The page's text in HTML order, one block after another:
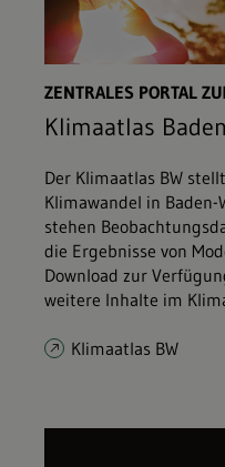
ZENTRALES PORTAL
Klimaatlas
Der Klimaatlas BW
Klimawandel in
stehen
die Ergebnisse von
Download zur
weitere Inhalte im
Klimaatlas BW